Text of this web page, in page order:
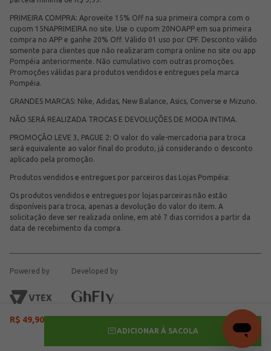
R$ 49,90
ADICIONAR À SACOLA
PRIMEIRA COMPRA: Aproveite 15% Off na sua primeira compra com o
cupom 15NAPRIMEIRA no site. Use o cupom 20NOAPP em sua primeira
compra no APP e ganhe 20% Off. Válido 01 uso por CPF. Desconto válido
somente para clientes que não realizaram compra online no site ou app
Pompéia anteriormente. Não cumulativo com outras promoções.
Promoções válidas para produtos vendidos e entregues pela marca
Pompéia.
GRANDES MARCAS: Nike, Adidas, New Balance, Asics, Converse e Mizuno.
NÃO SERÁ REALIZADA TROCAS E DEVOLUÇÕES DE MODA INTIMA.
PROMOÇÃO LEVE 3, PAGUE 2: O valor do vale-mercadoria para troca
será equivalente ao valor final do produto, já considerando o desconto
aplicado pela promoção.
Produtos vendidos e entregues por parceiros das Lojas Pompéia:
Os produtos vendidos e entregues por lojas parceiras não estão
disponíveis para troca, apenas a devolução do valor do item. A
solicitação deve ser realizada online, em até 7 dias corridos a partir da
data de recebimento da compra.
Powered by Developed by